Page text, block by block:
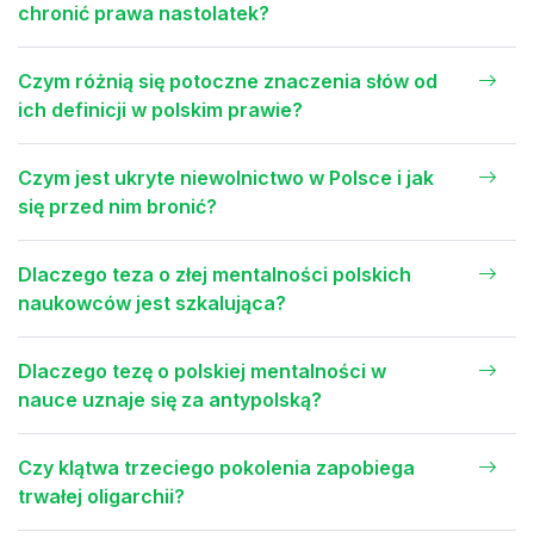
chronić prawa nastolatek?
Czym różnią się potoczne znaczenia słów od
ich definicji w polskim prawie?
Czym jest ukryte niewolnictwo w Polsce i jak
się przed nim bronić?
Dlaczego teza o złej mentalności polskich
naukowców jest szkalująca?
Dlaczego tezę o polskiej mentalności w
nauce uznaje się za antypolską?
Czy klątwa trzeciego pokolenia zapobiega
trwałej oligarchii?